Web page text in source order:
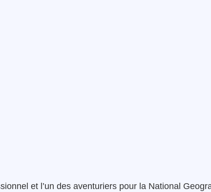
et l’un des aventuriers pour la National